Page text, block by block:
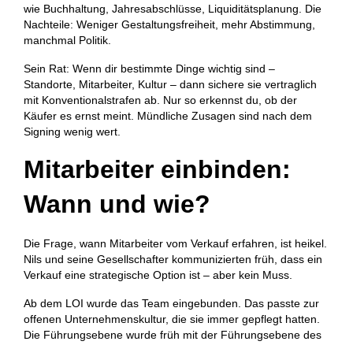
wie Buchhaltung, Jahresabschlüsse, Liquiditätsplanung. Die
Nachteile: Weniger Gestaltungsfreiheit, mehr Abstimmung,
manchmal Politik.
Sein Rat: Wenn dir bestimmte Dinge wichtig sind –
Standorte, Mitarbeiter, Kultur – dann sichere sie vertraglich
mit Konventionalstrafen ab. Nur so erkennst du, ob der
Käufer es ernst meint. Mündliche Zusagen sind nach dem
Signing wenig wert.
Mitarbeiter einbinden:
Wann und wie?
Die Frage, wann Mitarbeiter vom Verkauf erfahren, ist heikel.
Nils und seine Gesellschafter kommunizierten früh, dass ein
Verkauf eine strategische Option ist – aber kein Muss.
Ab dem LOI wurde das Team eingebunden. Das passte zur
offenen Unternehmenskultur, die sie immer gepflegt hatten.
Die Führungsebene wurde früh mit der Führungsebene des